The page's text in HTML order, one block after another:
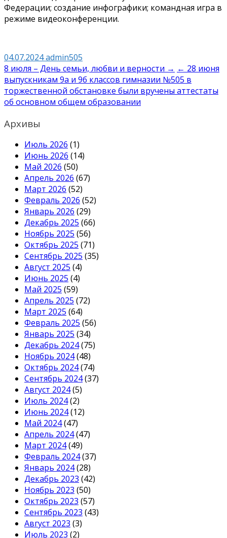
Федерации; создание инфографики; командная игра в
режиме видеоконференции.
04.07.2024admin505
Навигация
по
записям
8 июля – День семьи, любви и верности → ← 28 июня
выпускникам 9а и 9б классов гимназии №505 в
торжественной обстановке были вручены аттестаты
об основном общем образовании
Архивы
Июль 2026 (1)
Июнь 2026 (14)
Май 2026 (50)
Апрель 2026 (67)
Март 2026 (52)
Февраль 2026 (52)
Январь 2026 (29)
Декабрь 2025 (66)
Ноябрь 2025 (56)
Октябрь 2025 (71)
Сентябрь 2025 (35)
Август 2025 (4)
Июнь 2025 (4)
Май 2025 (59)
Апрель 2025 (72)
Март 2025 (64)
Февраль 2025 (56)
Январь 2025 (34)
Декабрь 2024(75)
Ноябрь 2024(48)
Октябрь 2024(74)
Сентябрь 2024(37)
Август 2024(5)
Июль 2024(2)
Июнь 2024(12)
Май 2024(47)
Апрель 2024(47)
Март 2024(49)
Февраль 2024(37)
Январь 2024(28)
Декабрь 2023 (42)
Ноябрь 2023 (50)
Октябрь 2023 (57)
Сентябрь 2023 (43)
Август 2023 (3)
Июль 2023 (2)